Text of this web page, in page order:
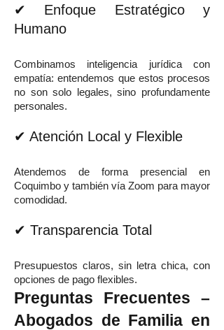
✔ Enfoque Estratégico y
Humano
Combinamos inteligencia jurídica con
empatía: entendemos que estos procesos
no son solo legales, sino profundamente
personales.
✔ Atención Local y Flexible
Atendemos de forma presencial en
Coquimbo y también vía Zoom para mayor
comodidad.
✔ Transparencia Total
Presupuestos claros, sin letra chica, con
opciones de pago flexibles.
Preguntas Frecuentes –
Abogados de Familia en